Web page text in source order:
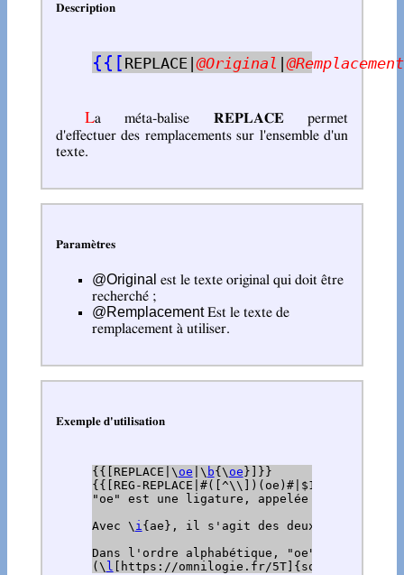
Description
{{ [ REPLACE|@Original |@Remplacement
La méta-balise REPLACEpermet
d'effectuer des remplacements sur l'ensemble d'un
texte.
Paramètres
@Original est le texte original qui doit être
recherché ;
@RemplacementEst le texte de
remplacement à utiliser.
Exemple d'utilisation
{{[REPLACE|\ oe |\ b{\ oe }]}}
{{[REG-REPLACE|#([^\\])(oe)#|$1\
"oe" est une ligature, appelée "e dans
Avec \ i{ae}, il s'agit des deux ligatures
Dans l'ordre alphabétique, "oe" est classé
(\ l [https://omnilogie.fr/5T]{source})